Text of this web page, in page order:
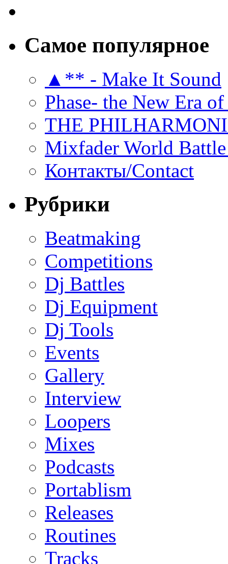
Самое популярное
▲** - Make It Sound
Phase- the New Era
THE
Mixfader World
Контакты/Contact
Рубрики
Beatmaking
Competitions
Dj Battles
Dj Equipment
Dj Tools
Events
Gallery
Interview
Loopers
Mixes
Podcasts
Portablism
Releases
Routines
Tracks